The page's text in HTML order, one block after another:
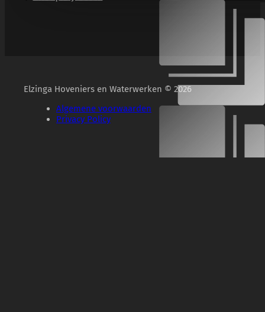
Elzinga Hoveniers en Waterwerken © 2026
Algemene voorwaarden
Privacy Policy